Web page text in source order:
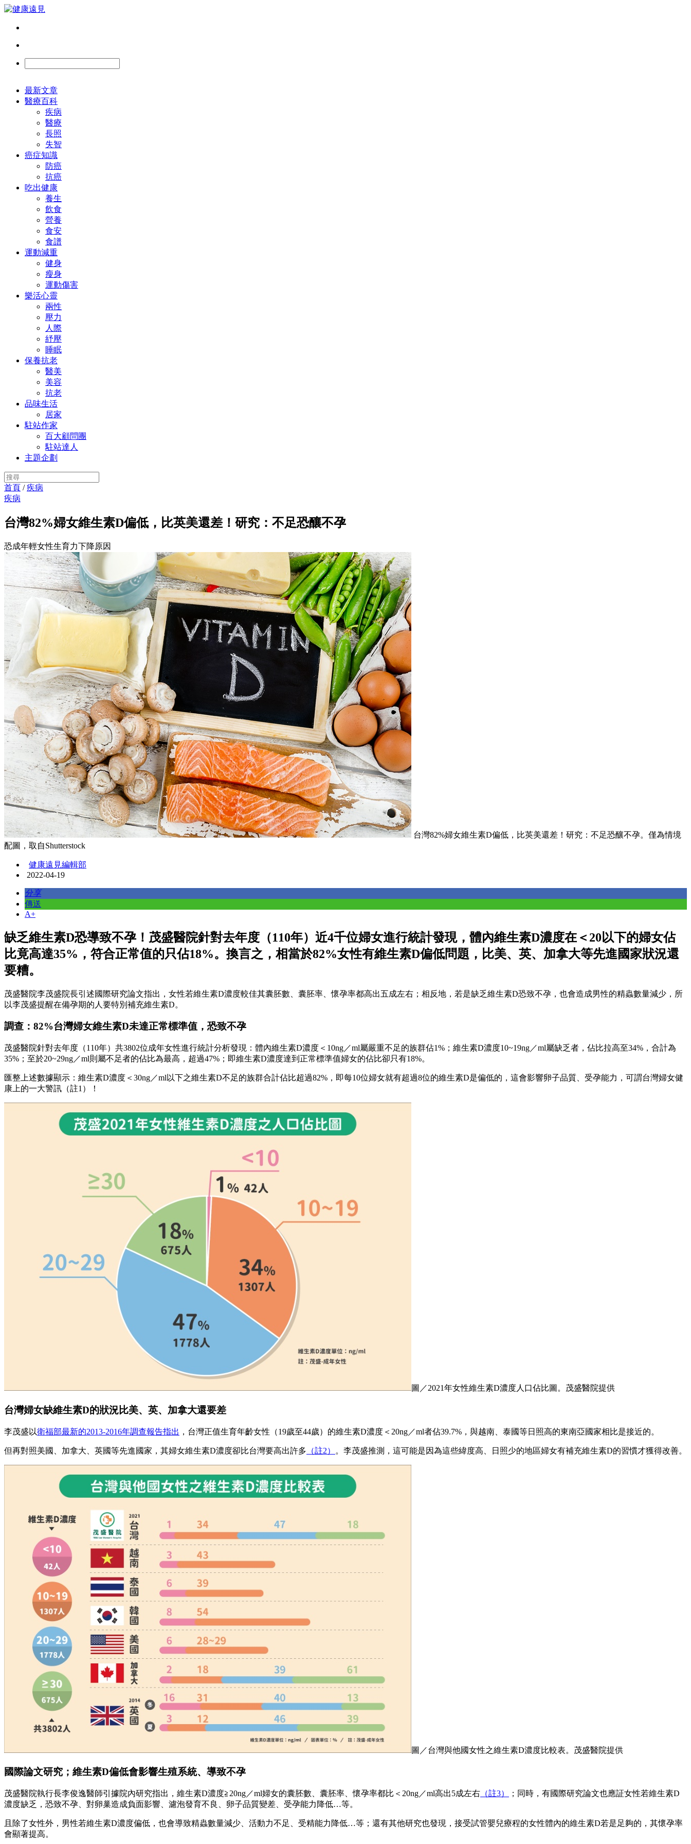
最新文章
醫療百科
疾病
醫療
長照
失智
癌症知識
防癌
抗癌
吃出健康
養生
飲食
營養
食安
食譜
運動減重
健身
瘦身
運動傷害
樂活心靈
兩性
壓力
人際
紓壓
睡眠
保養抗老
醫美
美容
抗老
品味生活
居家
駐站作家
百大顧問團
駐站達人
主題企劃
首頁 /疾病
疾病
台灣82%婦女維生素D偏低，比英美還差！研究：不足恐釀不孕
恐成年輕女性生育力下降原因
台灣82%婦女維生素D偏低，比英美還差！研究：不足恐釀不孕。僅為情境
配圖，取自Shutterstock
健康遠見編輯部
2022-04-19
分享
傳送
A+
缺乏維生素D恐導致不孕！茂盛醫院針對去年度（110年）近4千位婦女進行統計發現，體內維生素D濃度在＜20以下的婦女佔
比竟高達35%，符合正常值的只佔18%。換言之，相當於82%女性有維生素D偏低問題，比美、英、加拿大等先進國家狀況還
要糟。
茂盛醫院李茂盛院長引述國際研究論文指出，女性若維生素D濃度較佳其囊胚數、囊胚率、懷孕率都高出五成左右；相反地，若是缺乏維生素D恐致不孕，也會造成男性的精蟲數量減少，所
以李茂盛提醒在備孕期的人要特別補充維生素D。
調查：82%台灣婦女維生素D未達正常標準值，恐致不孕
茂盛醫院針對去年度（110年）共3802位成年女性進行統計分析發現：體內維生素D濃度＜10ng／ml屬嚴重不足的族群佔1%；維生素D濃度10~19ng／ml屬缺乏者，佔比拉高至34%，合計為
35%；至於20~29ng／ml則屬不足者的佔比為最高，超過47%；即維生素D濃度達到正常標準值婦女的佔比卻只有18%。
匯整上述數據顯示：維生素D濃度＜30ng／ml以下之維生素D不足的族群合計佔比超過82%，即每10位婦女就有超過8位的維生素D是偏低的，這會影響卵子品質、受孕能力，可謂台灣婦女健
康上的一大警訊（註1）！
圖／2021年女性維生素D濃度人口佔比圖。茂盛醫院提供
台灣婦女缺維生素D的狀況比美、英、加拿大還要差
李茂盛以衛福部最新的2013-2016年調查報告指出 ，台灣正值生育年齡女性（19歲至44歲）的維生素D濃度＜20ng／ml者佔39.7%，與越南、泰國等日照高的東南亞國家相比是接近的。
但再對照美國、加拿大、英國等先進國家，其婦女維生素D濃度卻比台灣要高出許多 （註2） 。李茂盛推測，這可能是因為這些緯度高、日照少的地區婦女有補充維生素D的習慣才獲得改善。
圖／台灣與他國女性之維生素D濃度比較表。茂盛醫院提供
國際論文研究；維生素D偏低會影響生殖系統、導致不孕
茂盛醫院執行長李俊逸醫師引據院內研究指出，維生素D濃度≧20ng／ml婦女的囊胚數、囊胚率、懷孕率都比＜20ng／ml高出5成左右 （註3）
；同時，有國際研究論文也應証女性若維生素D
濃度缺乏，恐致不孕、對卵巢造成負面影響、濾泡發育不良、卵子品質變差、受孕能力降低…等。
且除了女性外，男性若維生素D濃度偏低，也會導致精蟲數量減少、活動力不足、受精能力降低…等；還有其他研究也發現，接受試管嬰兒療程的女性體內的維生素D若是足夠的，其懷孕率
會顯著提高。